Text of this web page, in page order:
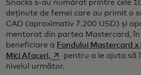
Snacks s-au numărat printre cele
deținute de femei care au primit o
CAD (aproximativ 7.200 USD) și
mentorat din partea Mastercard,
beneficiare a Fondului Mastercard x
Mici Afaceri, opens in a new tab
pentru a le ajuta să
nivelul următor.